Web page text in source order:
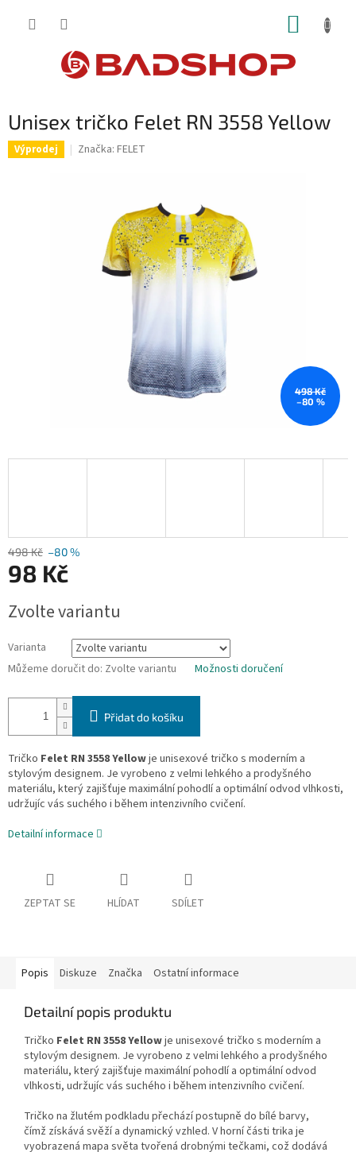
Unisex tričko Felet RN 3558 Yellow
Výprodej Značka: FELET
498 Kč
–80 %
498 Kč –80 %
98 Kč
cena:
Zvolte variantu
Varianta
Můžeme doručit do: Zvolte variantu Možnosti doručení
Přidat do košíku
Tričko Felet RN 3558 Yellowje unisexové tričko s moderním a
stylovým designem. Je vyrobeno z velmi lehkého a prodyšného
materiálu, který zajišťuje maximální pohodlí a optimální odvod vlhkosti,
udržujíc vás suchého i během intenzivního cvičení.
Detailní informace
ZEPTAT SE HLÍDAT SDÍLET
Popis Diskuze Značka Ostatní informace
Detailní popis produktu
Tričko Felet RN 3558 Yellowje unisexové tričko s moderním a
stylovým designem. Je vyrobeno z velmi lehkého a prodyšného
materiálu, který zajišťuje maximální pohodlí a optimální odvod
vlhkosti, udržujíc vás suchého i během intenzivního cvičení.
Tričko na žlutém podkladu přechází postupně do bílé barvy,
čímž získává svěží a dynamický vzhled. V horní části trika je
vyobrazená mapa světa tvořená drobnými tečkami, což dodává